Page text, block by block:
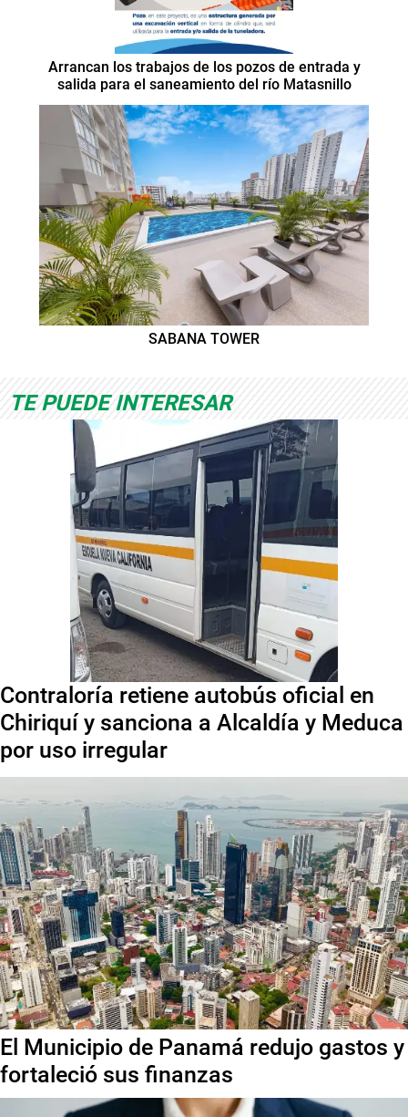
Arrancan los trabajos de los pozos de entrada y
salida para el saneamiento del río Matasnillo
SABANA TOWER
TE PUEDE INTERESAR
Contraloría retiene autobús oficial en
Chiriquí y sanciona a Alcaldía y Meduca
por uso irregular
El Municipio de Panamá redujo gastos y
fortaleció sus finanzas